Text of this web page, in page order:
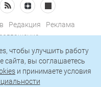
Редакция
Реклама
чтобы улучшить работу
сайта, вы соглашаетесь
и принимаете условия